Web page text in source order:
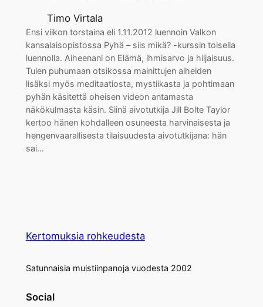
Timo Virtala
Ensi viikon torstaina eli 1.11.2012 luennoin Valkon
kansalaisopistossa Pyhä – siis mikä? -kurssin toisella
luennolla. Aiheenani on Elämä, ihmisarvo ja hiljaisuus.
Tulen puhumaan otsikossa mainittujen aiheiden
lisäksi myös meditaatiosta, mystiikasta ja pohtimaan
pyhän käsitettä oheisen videon antamasta
näkökulmasta käsin. Siinä aivotutkija Jill Bolte Taylor
kertoo hänen kohdalleen osuneesta harvinaisesta ja
hengenvaarallisesta tilaisuudesta aivotutkijana: hän
sai…
Kertomuksia rohkeudesta
Satunnaisia muistiinpanoja vuodesta 2002
Social